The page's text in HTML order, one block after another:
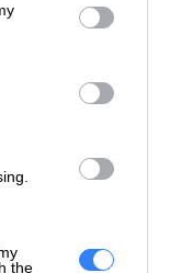
the
64-bit Edition,
2 x kabel
- 60.1 cm